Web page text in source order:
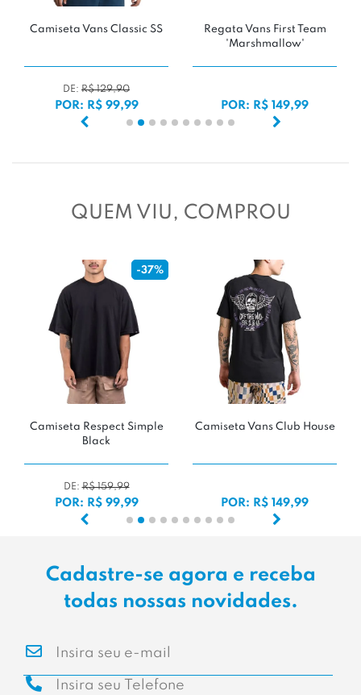
Camiseta Vans Classic SS
DE: R$ 129,90
POR: R$ 99,99
Regata Vans First Team
'Marshmallow'
POR: R$ 149,99
QUEM VIU, COMPROU
-37%
Camiseta Respect Simple
Black
DE:R$ 159,99
POR: R$ 99,99
Camiseta Vans Club House
POR: R$ 149,99
Cadastre-se agora e receba
todas nossas novidades.